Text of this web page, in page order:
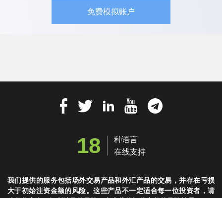
免费模拟账户
18
种语言
在线支持
我们提供的服务包括场外交易产品和外汇产品的交易，并存在亏损
大于初始注资金额的风险。这些产品不一定适合每一位投资者，请